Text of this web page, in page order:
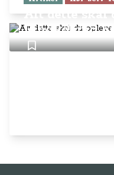
Alt dette skal
Ringkøbing